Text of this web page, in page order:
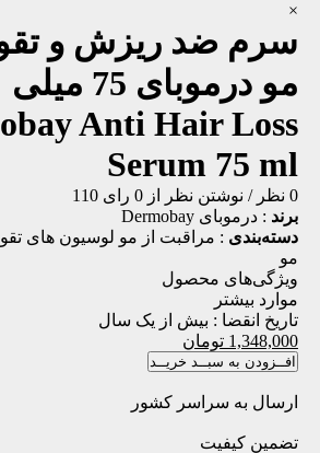
×
سرم ضد ریزش و
مو درموبای 75 میلی
Anti Hair Loss
Serum 75 ml
0 نظر / نوشتن نظر از 0 رای
110
برند : درموبای Dermobay
دسته‌بندی : مراقبت از مو لوسیون های
مو
ویژگی‌های محصول
موارد بیشتر
تاریخ انقضا : بیش از یک سال
1,348,000 تومان
افــزودن به سبــد خریــد
ارسال به سراسر کشور
تضمین کیفیت